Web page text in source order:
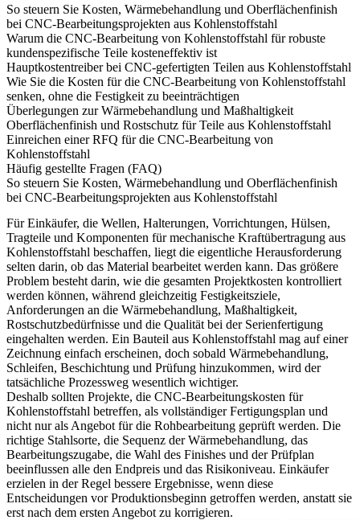
So steuern Sie Kosten, Wärmebehandlung und Oberflächenfinish
bei CNC-Bearbeitungsprojekten aus Kohlenstoffstahl
Warum die CNC-Bearbeitung von Kohlenstoffstahl für robuste
kundenspezifische Teile kosteneffektiv ist
Hauptkostentreiber bei CNC-gefertigten Teilen aus Kohlenstoffstahl
Wie Sie die Kosten für die CNC-Bearbeitung von Kohlenstoffstahl
senken, ohne die Festigkeit zu beeinträchtigen
Überlegungen zur Wärmebehandlung und Maßhaltigkeit
Oberflächenfinish und Rostschutz für Teile aus Kohlenstoffstahl
Einreichen einer RFQ für die CNC-Bearbeitung von
Kohlenstoffstahl
Häufig gestellte Fragen (FAQ)
So steuern Sie Kosten, Wärmebehandlung und Oberflächenfinish
bei CNC-Bearbeitungsprojekten aus Kohlenstoffstahl
Für Einkäufer, die Wellen, Halterungen, Vorrichtungen, Hülsen,
Tragteile und Komponenten für mechanische Kraftübertragung aus
Kohlenstoffstahl beschaffen, liegt die eigentliche Herausforderung
selten darin, ob das Material bearbeitet werden kann. Das größere
Problem besteht darin, wie die gesamten Projektkosten kontrolliert
werden können, während gleichzeitig Festigkeitsziele,
Anforderungen an die Wärmebehandlung, Maßhaltigkeit,
Rostschutzbedürfnisse und die Qualität bei der Serienfertigung
eingehalten werden. Ein Bauteil aus Kohlenstoffstahl mag auf einer
Zeichnung einfach erscheinen, doch sobald Wärmebehandlung,
Schleifen, Beschichtung und Prüfung hinzukommen, wird der
tatsächliche Prozessweg wesentlich wichtiger.
Deshalb sollten Projekte, die CNC-Bearbeitungskosten für
Kohlenstoffstahl betreffen, als vollständiger Fertigungsplan und
nicht nur als Angebot für die Rohbearbeitung geprüft werden. Die
richtige Stahlsorte, die Sequenz der Wärmebehandlung, das
Bearbeitungszugabe, die Wahl des Finishes und der Prüfplan
beeinflussen alle den Endpreis und das Risikoniveau. Einkäufer
erzielen in der Regel bessere Ergebnisse, wenn diese
Entscheidungen vor Produktionsbeginn getroffen werden, anstatt sie
erst nach dem ersten Angebot zu korrigieren.